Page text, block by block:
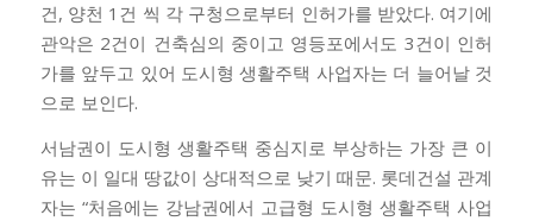
건, 양천 1건 씩 각 구청으로부터 인허가를 받았다. 여기에
관악은 2건이 건축심의 중이고 영등포에서도 3건이 인허
가를 앞두고 있어 도시형 생활주택 사업자는 더 늘어날 것
으로 보인다.
서남권이 도시형 생활주택 중심지로 부상하는 가장 큰 이
유는 이 일대 땅값이 상대적으로 낮기 때문. 롯데건설 관계
자는 “처음에는 강남권에서 고급형 도시형 생활주택 사업